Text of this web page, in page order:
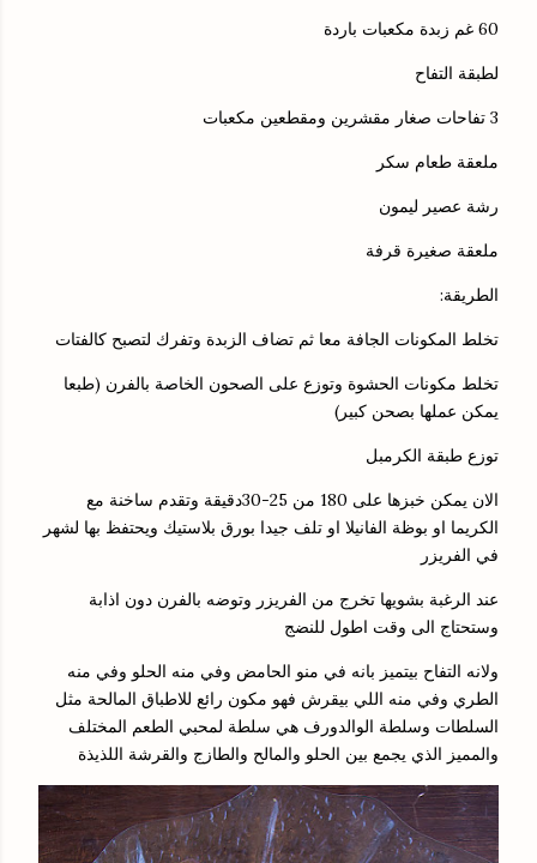
60 غم زبدة مكعبات باردة
لطبقة التفاح
3 تفاحات صغار مقشرين ومقطعين مكعبات
ملعقة طعام سكر
رشة عصير ليمون
ملعقة صغيرة قرفة
الطريقة:
تخلط المكونات الجافة معا ثم تضاف الزبدة وتفرك لتصبح كالفتات
تخلط مكونات الحشوة وتوزع على الصحون الخاصة بالفرن (طبعا
يمكن عملها بصحن كبير)
توزع طبقة الكرمبل
الان يمكن خبزها على 180 من 25-30دقيقة وتقدم ساخنة مع
الكريما او بوظة الفانيلا او تلف جيدا بورق بلاستيك ويحتفظ بها لشهر
في الفريزر
عند الرغبة بشويها تخرج من الفريزر وتوضه بالفرن دون اذابة
وستحتاج الى وقت اطول للنضج
ولانه التفاح بيتميز بانه في منو الحامض وفي منه الحلو وفي منه
الطري وفي منه اللي بيقرش فهو مكون رائع للاطباق المالحة مثل
السلطات وسلطة الوالدورف هي سلطة لمحبي الطعم المختلف
والمميز الذي يجمع بين الحلو والمالح والطازج والقرشة اللذيذة